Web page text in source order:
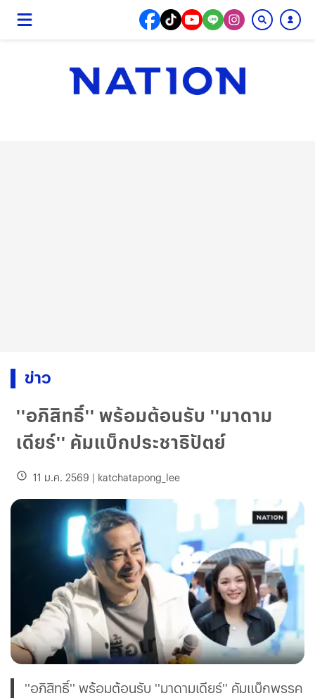
ข่าว
''อภิสิทธิ์'' พร้อมต้อนรับ ''มาดาม
เดียร์'' คัมแบ็กประชาธิปัตย์
11 ม.ค. 2569 | katchatapong_lee
''อภิสิทธิ์'' พร้อมต้อนรับ ''มาดามเดียร์'' คัมแบ็กพรรค